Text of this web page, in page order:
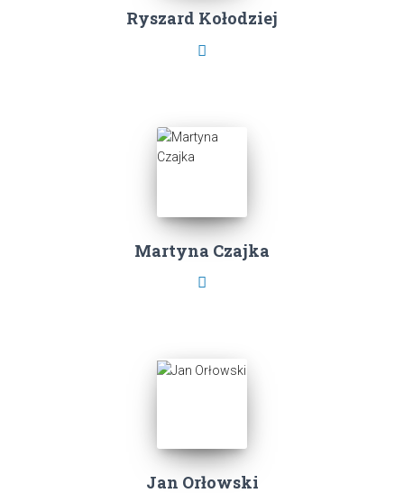
Ryszard Kołodziej
Martyna Czajka
Jan Orłowski